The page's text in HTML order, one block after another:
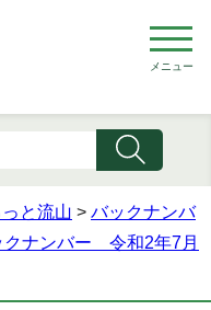
メニュー
っと流山 > バックナンバ
クナンバー 令和2年7月